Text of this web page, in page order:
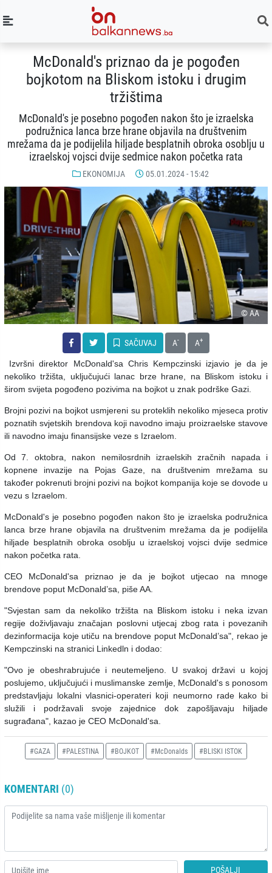
McDonald's priznao da je pogođen
bojkotom na Bliskom istoku i drugim
tržištima
McDonald's je posebno pogođen nakon što je izraelska
podružnica lanca brze hrane objavila na društvenim
mrežama da je podijelila hiljade besplatnih obroka osoblju u
izraelskoj vojsci dvije sedmice nakon početka rata
EKONOMIJA 05.01.2024 - 15:42
© AA
SAČUVAJ A- A+
Izvršni direktor McDonald'sa Chris Kempczinski izjavio je da je
nekoliko tržišta, uključujući lanac brze hrane, na Bliskom istoku i
širom svijeta pogođeno pozivima na bojkot u znak podrške Gazi.
Brojni pozivi na bojkot usmjereni su proteklih nekoliko mjeseca protiv
poznatih svjetskih brendova koji navodno imaju proizraelske stavove
ili navodno imaju finansijske veze s Izraelom.
Od 7. oktobra, nakon nemilosrdnih izraelskih zračnih napada i
kopnene invazije na Pojas Gaze, na društvenim mrežama su
također pokrenuti brojni pozivi na bojkot kompanija koje se dovode u
vezu s Izraelom.
McDonald's je posebno pogođen nakon što je izraelska podružnica
lanca brze hrane objavila na društvenim mrežama da je podijelila
hiljade besplatnih obroka osoblju u izraelskoj vojsci dvije sedmice
nakon početka rata.
CEO McDonald'sa priznao je da je bojkot utjecao na mnoge
brendove poput McDonald’sa, piše AA.
"Svjestan sam da nekoliko tržišta na Bliskom istoku i neka izvan
regije doživljavaju značajan poslovni utjecaj zbog rata i povezanih
dezinformacija koje utiču na brendove poput McDonald’sa", rekao je
Kempczinski na stranici Linkedln i dodao:
"Ovo je obeshrabrujuće i neutemeljeno. U svakoj državi u kojoj
poslujemo, uključujući i muslimanske zemlje, McDonald's s ponosom
predstavljaju lokalni vlasnici-operateri koji neumorno rade kako bi
služili i podržavali svoje zajednice dok zapošljavaju hiljade
sugrađana", kazao je CEO McDonald'sa.
#GAZA #PALESTINA #BOJKOT #McDonalds #BLISKI ISTOK
KOMENTARI (0)
POŠALJI